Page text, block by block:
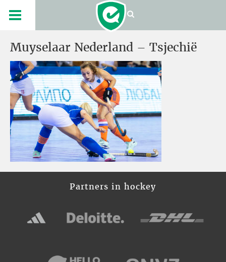
Muyselaar Nederland – Tsjechië
Partners in hockey